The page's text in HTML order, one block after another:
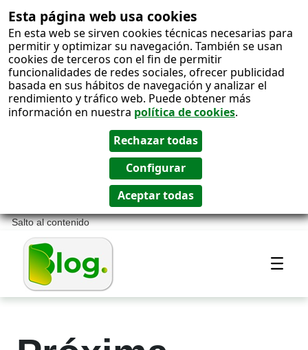
Esta página web usa cookies
En esta web se sirven cookies técnicas necesarias para
permitir y optimizar su navegación. También se usan
cookies de terceros con el fin de permitir
funcionalidades de redes sociales, ofrecer publicidad
basada en sus hábitos de navegación y analizar el
rendimiento y tráfico web. Puede obtener más
información en nuestra política de cookies.
Salto al contenido